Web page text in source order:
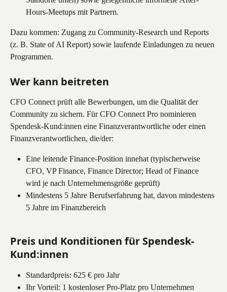
Hours-Meetups mit Partnern.
Dazu kommen: Zugang zu Community-Research und Reports
(z. B. State of AI Report) sowie laufende Einladungen zu neuen
Programmen.
Wer kann beitreten
CFO Connect prüft alle Bewerbungen, um die Qualität der
Community zu sichern. Für CFO Connect Pro nominieren
Spendesk-Kund:innen eine Finanzverantwortliche oder einen
Finanzverantwortlichen, die/der:
Eine leitende Finance-Position innehat (typischerweise
CFO, VP Finance, Finance Director; Head of Finance
wird je nach Unternehmensgröße geprüft)
Mindestens 5 Jahre Berufserfahrung hat, davon mindestens
5 Jahre im Finanzbereich
Preis und Konditionen für Spendesk-
Kund:innen
Standardpreis: 625 € pro Jahr
Ihr Vorteil: 1 kostenloser Pro-Platz pro Unternehmen